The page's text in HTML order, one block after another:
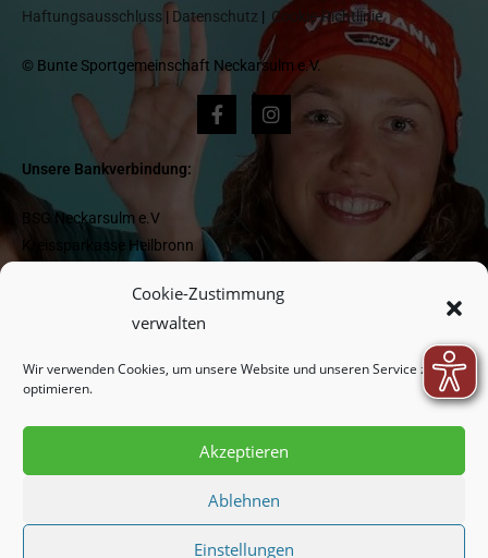
Cookie-Zustimmung
verwalten
Wir verwenden Cookies, um unsere Website und unseren Service zu
optimieren.
Akzeptieren
Ablehnen
Einstellungen
Haftungsausschluss | Datenschutz | Cookie-Richtlinie
© Bunte Sportgemeinschaft Neckarsulm e.V.
Unsere Bankverbindung:
BSG Neckarsulm e.V
Kreissparkasse Heilbronn
BIC HEISDE66XXX
Newsletter:
Indem Sie fortfahren, akzeptieren Sie unsere
Datenschutzerklärung.